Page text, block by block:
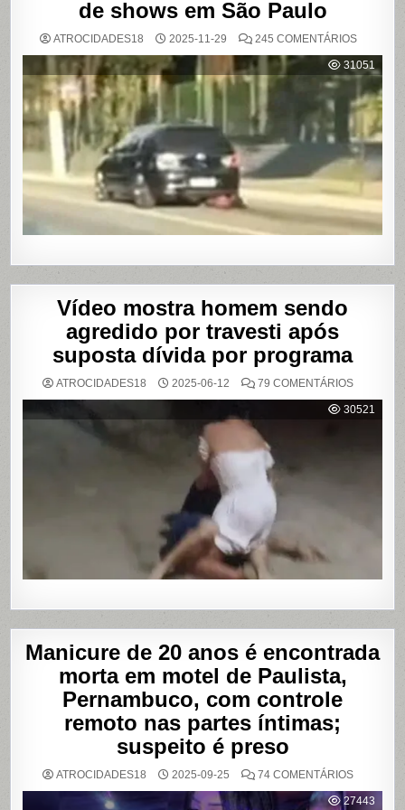
de shows em São Paulo
ATROCIDADES18 2025-11-29 245 COMENTÁRIOSEM
É
E
POR
APÓS
BRIGA
EM
CASA
SHOWS
SÃO
PAULO
31051
Vídeo mostra homem sendo
agredido por travesti após
suposta dívida por programa
ATROCIDADES18 2025-06-12 79 COMENTÁRIOSEM
MOSTRA
HOMEM
30521
Manicure de 20 anos é encontrada
morta em motel de Paulista,
Pernambuco, com controle
remoto nas partes íntimas;
suspeito é preso
ATROCIDADES18 2025-09-25 74 COMENTÁRIOSEM
DE
20
27443